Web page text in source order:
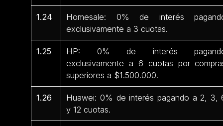
1.24
Homesale: 0% de interés
exclusivamente a 3 cuotas.
1.25
HP: 0% de interés
exclusivamente a 6 cuotas por
superiores a $1.500.000.
1.26
Huawei: 0% de interés pagando a 2, 3,
y 12 cuotas.